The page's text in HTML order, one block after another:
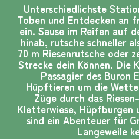
Unterschiedlichste
Toben und Entdecken an
ein. Sause im Reifen auf
hinab, rutsche schneller
70 m Riesenrutsche oder
Strecke dein Können. Die
Passagier des Buron
Hüpftieren um die
Züge durch das
Kletterwiese, Hüpfburgen
sind ein Abenteuer für
Langeweile